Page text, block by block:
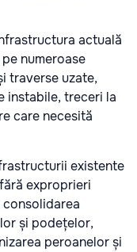
actuală
numeroase
traverse uzate,
instabile, treceri la
care necesită
existente
exproprieri
și podețelor,
peroanelor și